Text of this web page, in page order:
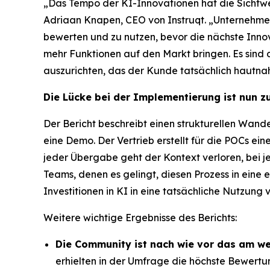
„Das Tempo der KI-Innovationen hat die
Adriaan Knapen, CEO von Instruqt.
bewerten und zu nutzen, bevor die nächste
mehr Funktionen auf den Markt bringen. Es
auszurichten, das der Kunde tatsächlich
Die Lücke bei der Implementierung ist nun
Der Bericht beschreibt einen strukturellen
eine Demo. Der Vertrieb erstellt für die POCs
jeder Übergabe geht der Kontext verloren, bei
Teams, denen es gelingt, diesen Prozess in
Investitionen in KI in eine tatsächliche Nutzung
Weitere wichtige Ergebnisse des Berichts:
Die Community ist nach wie vor das am
erhielten in der Umfrage die höchste